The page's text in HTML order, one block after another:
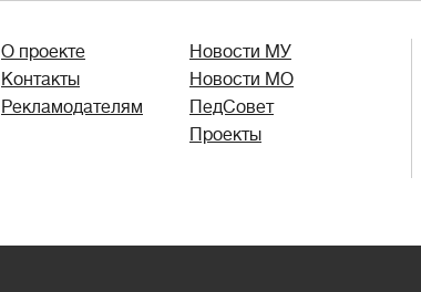
О проекте
Контакты
Рекламодателям
Новости МУ
Новости МО
ПедСовет
Проекты